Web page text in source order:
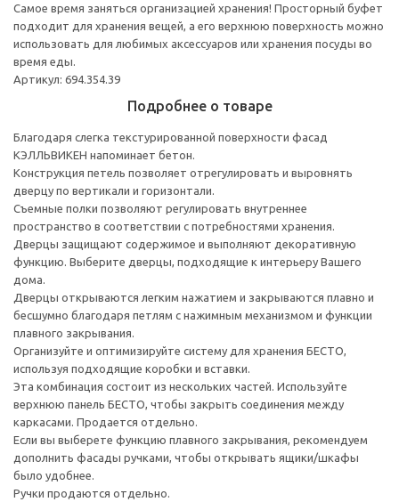
Самое время заняться организацией хранения! Просторный буфет
подходит для хранения вещей, а его верхнюю поверхность можно
использовать для любимых аксессуаров или хранения посуды во
время еды.
Артикул: 694.354.39
Подробнее о товаре
Благодаря слегка текстурированной поверхности фасад
КЭЛЛЬВИКЕН напоминает бетон.
Конструкция петель позволяет отрегулировать и выровнять
дверцу по вертикали и горизонтали.
Съемные полки позволяют регулировать внутреннее
пространство в соответствии с потребностями хранения.
Дверцы защищают содержимое и выполняют декоративную
функцию. Выберите дверцы, подходящие к интерьеру Вашего
дома.
Дверцы открываются легким нажатием и закрываются плавно и
бесшумно благодаря петлям с нажимным механизмом и функции
плавного закрывания.
Организуйте и оптимизируйте систему для хранения БЕСТО,
используя подходящие коробки и вставки.
Эта комбинация состоит из нескольких частей. Используйте
верхнюю панель БЕСТО, чтобы закрыть соединения между
каркасами. Продается отдельно.
Если вы выберете функцию плавного закрывания, рекомендуем
дополнить фасады ручками, чтобы открывать ящики/шкафы
было удобнее.
Ручки продаются отдельно.